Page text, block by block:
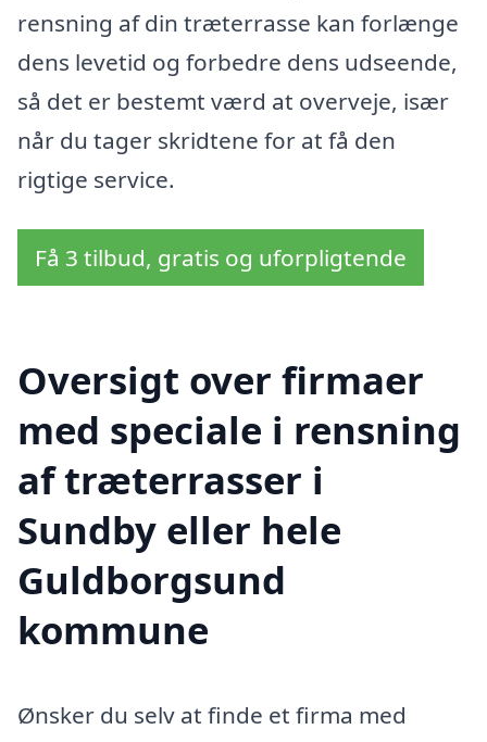
rensning af din træterrasse kan forlænge
dens levetid og forbedre dens udseende,
så det er bestemt værd at overveje, især
når du tager skridtene for at få den
rigtige service.
Få 3 tilbud, gratis og uforpligtende
Oversigt over firmaer
med speciale i rensning
af træterrasser i
Sundby eller hele
Guldborgsund
kommune
Ønsker du selv at finde et firma med